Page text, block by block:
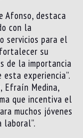
Afonso, destaca
con la
servicios para el
su
de la importancia
experiencia”.
Efraín Medina,
que incentiva el
muchos jóvenes
laboral”.